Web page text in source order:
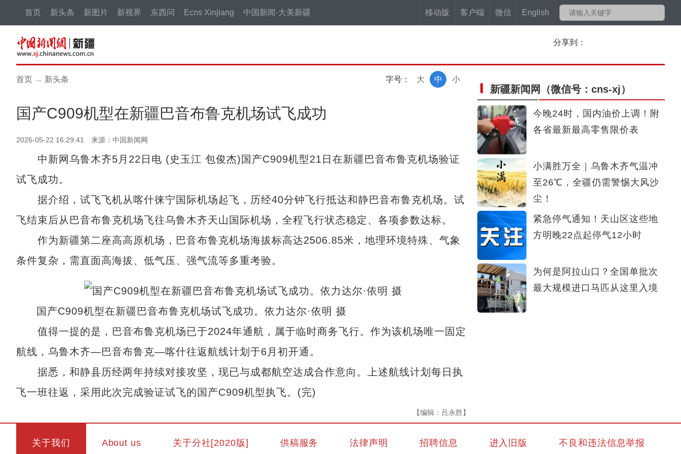
移动版 客户端 微信 English
首页 新头条 新图片 新视界 东西问 Ecns Xinjiang 中国新闻·大美新疆
分享到：
首页 → 新头条 字号： 小
中
大
国产C909机型在新疆巴音布鲁克机场试飞成功
2026-05-22 16:29:41 来源：中国新闻网
中新网乌鲁木齐5月22日电 (史玉江 包俊杰)国产C909机型21日在新疆巴音布鲁克机场验证
试飞成功。
据介绍，试飞飞机从喀什徕宁国际机场起飞，历经40分钟飞行抵达和静巴音布鲁克机场。试
飞结束后从巴音布鲁克机场飞往乌鲁木齐天山国际机场，全程飞行状态稳定、各项参数达标。
作为新疆第二座高高原机场，巴音布鲁克机场海拔标高达2506.85米，地理环境特殊、气象
条件复杂，需直面高海拔、低气压、强气流等多重考验。
国产C909机型在新疆巴音布鲁克机场试飞成功。依力达尔·依明 摄
值得一提的是，巴音布鲁克机场已于2024年通航，属于临时商务飞行。作为该机场唯一固定
航线，乌鲁木齐—巴音布鲁克—喀什往返航线计划于6月初开通。
据悉，和静县历经两年持续对接攻坚，现已与成都航空达成合作意向。上述航线计划每日执
飞一班往返，采用此次完成验证试飞的国产C909机型执飞。(完)
【编辑：吕永胜】
新疆新闻网 （微信号：cns-xj）
今晚24时，国内油价上调！附
各省最新最高零售限价表
小满胜万全｜乌鲁木齐气温冲
至26℃，全疆仍需警惕大风沙
尘！
紧急停气通知！天山区这些地
方明晚22点起停气12小时
为何是阿拉山口？全国单批次
最大规模进口马匹从这里入境
关于我们 About us 关于分社[2020版] 供稿服务 法律声明 招聘信息 进入旧版 不良和违法信息举报